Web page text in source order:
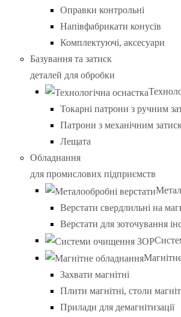
Оправки контрольні
Напівфабрикати конусів
Комплектуючі, аксесуари
Базування та затиск
деталей для обробки
Токарні патрони з ручним
Патрони з механічним
Лещата
Обладнання
для промислових підприємств
Верстати свердлильні на
Верстати для зоточування
Захвати магнітні
Плити магнітні, столи
Прилади для демагнітизації